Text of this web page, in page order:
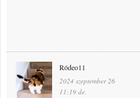
Ródeo11
2024 szeptember 26
11:19 de.